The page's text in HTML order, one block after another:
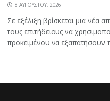
8 ΑΥΓΟΎΣΤΟΥ, 2026
Σε εξέλιξη βρίσκεται μια νέα
τους επιτήδειους να
προκειμένου να εξαπατήσουν